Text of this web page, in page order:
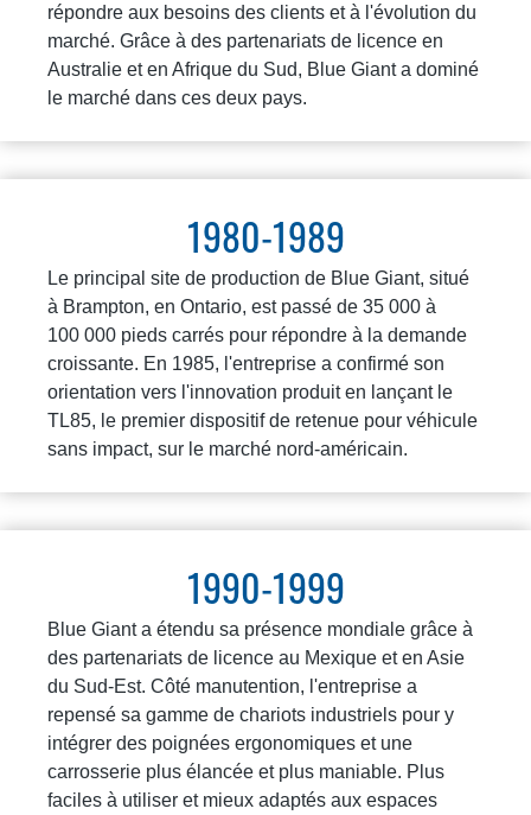
répondre aux besoins des clients et à l'évolution du
marché. Grâce à des partenariats de licence en
Australie et en Afrique du Sud, Blue Giant a dominé
le marché dans ces deux pays.
1980-1989
Le principal site de production de Blue Giant, situé
à Brampton, en Ontario, est passé de 35 000 à
100 000 pieds carrés pour répondre à la demande
croissante. En 1985, l'entreprise a confirmé son
orientation vers l'innovation produit en lançant le
TL85, le premier dispositif de retenue pour véhicule
sans impact, sur le marché nord-américain.
1990-1999
Blue Giant a étendu sa présence mondiale grâce à
des partenariats de licence au Mexique et en Asie
du Sud-Est. Côté manutention, l'entreprise a
repensé sa gamme de chariots industriels pour y
intégrer des poignées ergonomiques et une
carrosserie plus élancée et plus maniable. Plus
faciles à utiliser et mieux adaptés aux espaces